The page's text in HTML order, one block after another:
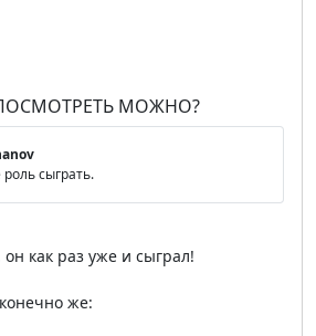
МОЖНО?
роль сыграть.
как раз уже и сыграл!
же: